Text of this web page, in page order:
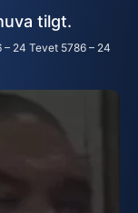
tilgt.
24 Tevet 5786 – 24